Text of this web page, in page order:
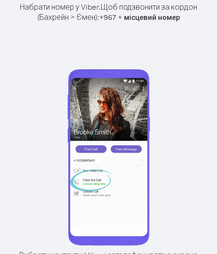
Набрати номер у Viber.Щоб подзвонити за кордон
(Бахрейн > Ємен):+967+ місцевий номер